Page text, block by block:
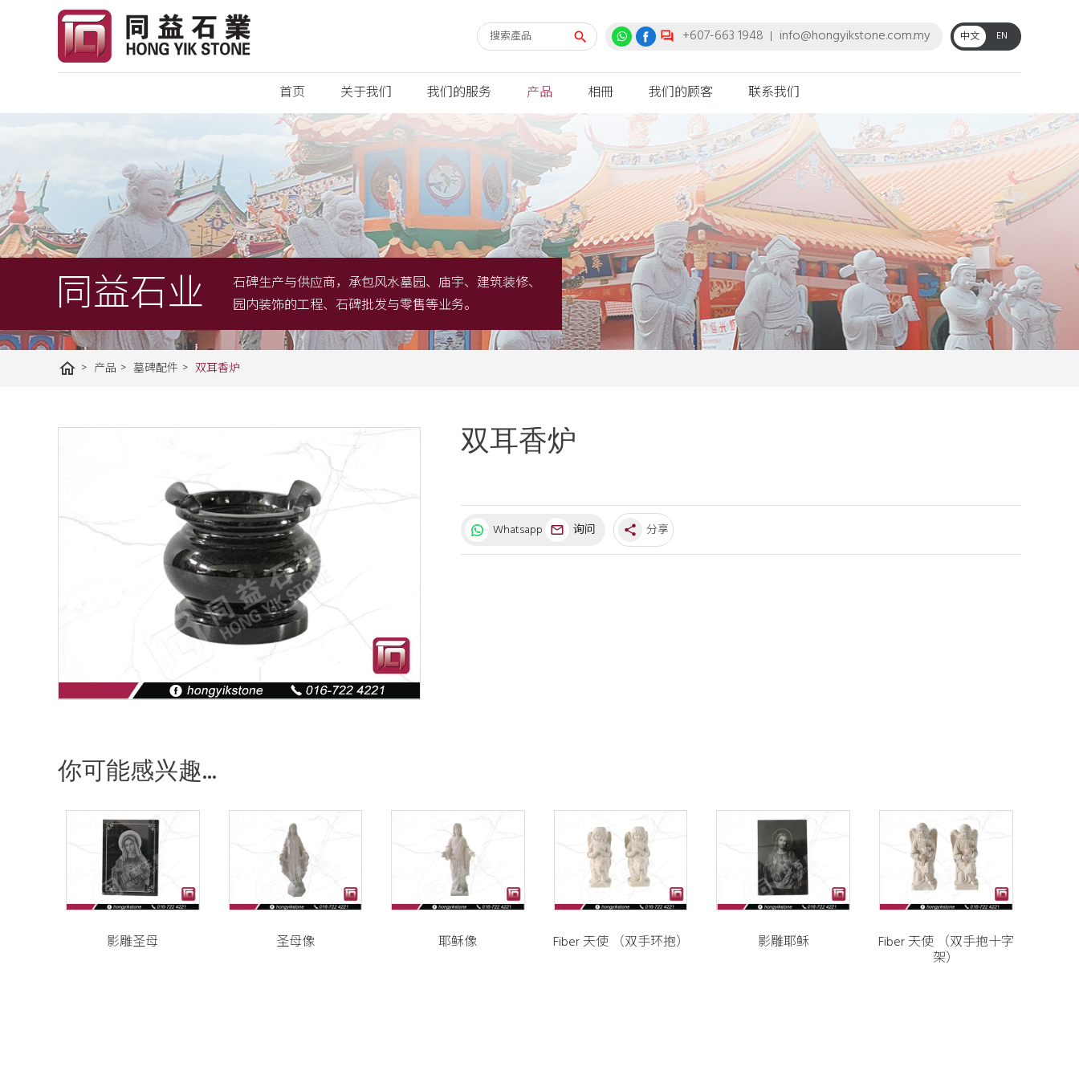
+607-663 1948 info@hongyikstone.com.my 中文 EN
首页 关于我们 我们的服务 产品 相冊 我们的顾客 联系我们
同益石业
石碑生产与供应商，承包风水墓园、庙宇、建筑装修、
园内装饰的工程、石碑批发与零售等业务。
home > 产品 > 墓碑配件 > 双耳香炉
双耳香炉
Whatsapp 询问 share 分享
你可能感兴趣...
影雕圣母 圣母像 耶稣像 Fiber 天使 （双手环抱） 影雕耶稣 Fiber 天使 （双手抱十字
架）